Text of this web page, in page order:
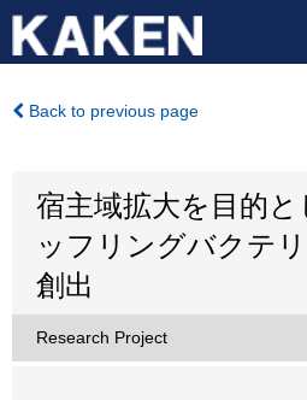
Back to previous page
宿主域拡大を目的と
ッフリングバクテ
創出
Research Project